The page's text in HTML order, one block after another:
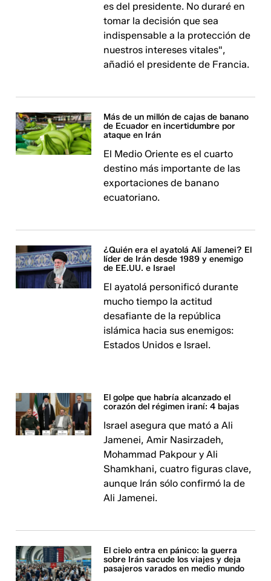
es del presidente. No duraré en
tomar la decisión que sea
indispensable a la protección de
nuestros intereses vitales",
añadió el presidente de Francia.
Más de un millón de cajas de banano
de Ecuador en incertidumbre por
ataque en Irán
El Medio Oriente es el cuarto
destino más importante de las
exportaciones de banano
ecuatoriano.
¿Quién era el ayatolá Alí Jamenei? El
líder de Irán desde 1989 y enemigo
de EE.UU. e Israel
El ayatolá personificó durante
mucho tiempo la actitud
desafiante de la república
islámica hacia sus enemigos:
Estados Unidos e Israel.
El golpe que habría alcanzado el
corazón del régimen iraní: 4 bajas
Israel asegura que mató a Ali
Jamenei, Amir Nasirzadeh,
Mohammad Pakpour y Ali
Shamkhani, cuatro figuras clave,
aunque Irán sólo confirmó la de
Ali Jamenei.
El cielo entra en pánico: la guerra
sobre Irán sacude los viajes y deja
pasajeros varados en medio mundo